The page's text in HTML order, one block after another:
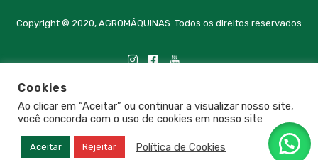
Copyright © 2020, AGROMÁQUINAS. Todos os direitos reservados
Desenvolvido com
Cookies
Ao clicar em “Aceitar” ou continuar a visualizar nosso site,
você concorda com o uso de cookies em nosso site
Aceitar Rejeitar Política de Cookies